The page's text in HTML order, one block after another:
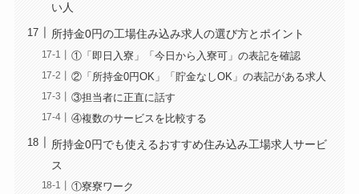
い人
所持金0円の工場住み込み求人の選び方とポイント
①「即日入寮」「今日から入寮可」の表記を確認
②「所持金0円OK」「貯金なしOK」の表記がある求人
③担当者に正直に話す
④複数のサービスを比較する
所持金0円でも使えるおすすめ住み込み工場求人サービ
ス
①寮寮ワーク